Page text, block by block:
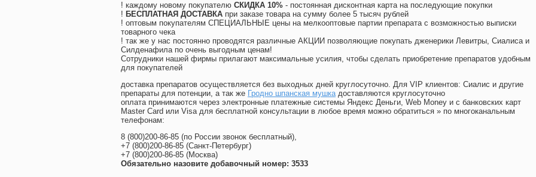
! каждому новому покупателю СКИДКА 10% - постоянная дисконтная карта на последующие покупки
! БЕСПЛАТНАЯ ДОСТАВКА при заказе товара на сумму более 5 тысяч рублей
! оптовым покупателям СПЕЦИАЛЬНЫЕ цены на мелкооптовые партии препарата с возможностью выписки
товарного чека
! так же у нас постоянно проводятся различные АКЦИИ позволяющие покупать дженерики Левитры, Сиалиса и
Силденафила по очень выгодным ценам!
Cотрудники нашей фирмы прилагают максимальные усилия, чтобы сделать приобретение препаратов удобным
для покупателей
доставка препаратов осуществляется без выходных дней круглосуточно. Для VIP клиентов: Сиалис и другие
препараты для потенции, а так же Гродно шпанская мушкадоставляются круглосуточно
оплата принимаются через электронные платежные системы Яндекс Деньги, Web Money и с банковских карт
Master Card или Visa для бесплатной консультации в любое время можно обратиться » по многоканальным
телефонам:
8 (800)200-86-85 (по России звонок бесплатный),
+7 (800)200-86-85 (Санкт-Петербург)
+7 (800)200-86-85 (Москва)
Обязательно назовите добавочный номер: 3533